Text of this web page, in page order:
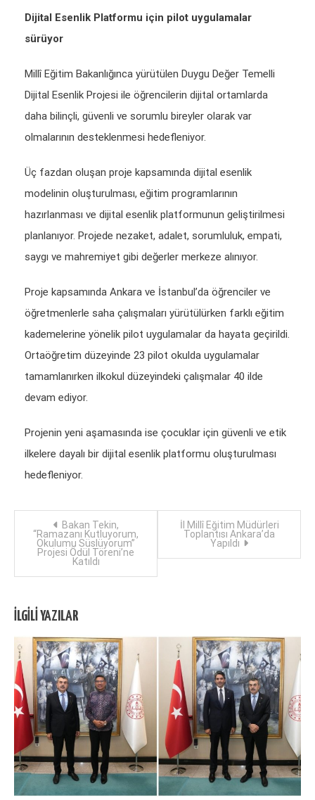
Dijital Esenlik Platformu için pilot uygulamalar
sürüyor
Millî Eğitim Bakanlığınca yürütülen Duygu Değer Temelli
Dijital Esenlik Projesi ile öğrencilerin dijital ortamlarda
daha bilinçli, güvenli ve sorumlu bireyler olarak var
olmalarının desteklenmesi hedefleniyor.
Üç fazdan oluşan proje kapsamında dijital esenlik
modelinin oluşturulması, eğitim programlarının
hazırlanması ve dijital esenlik platformunun geliştirilmesi
planlanıyor. Projede nezaket, adalet, sorumluluk, empati,
saygı ve mahremiyet gibi değerler merkeze alınıyor.
Proje kapsamında Ankara ve İstanbul’da öğrenciler ve
öğretmenlerle saha çalışmaları yürütülürken farklı eğitim
kademelerine yönelik pilot uygulamalar da hayata geçirildi.
Ortaöğretim düzeyinde 23 pilot okulda uygulamalar
tamamlanırken ilkokul düzeyindeki çalışmalar 40 ilde
devam ediyor.
Projenin yeni aşamasında ise çocuklar için güvenli ve etik
ilkelere dayalı bir dijital esenlik platformu oluşturulması
hedefleniyor.
Yazı
dolaşımı
Bakan Tekin,
“Ramazanı Kutluyorum,
Okulumu Süslüyorum”
Projesi Ödül Töreni’ne
Katıldı
İl Millî Eğitim Müdürleri
Toplantısı Ankara’da
Yapıldı
İLGILI YAZILAR